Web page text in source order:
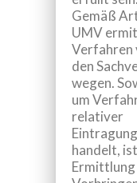
Gemäß
UMV
Verfahren
den
wegen.
um
relativer
handelt,
Ermittlung